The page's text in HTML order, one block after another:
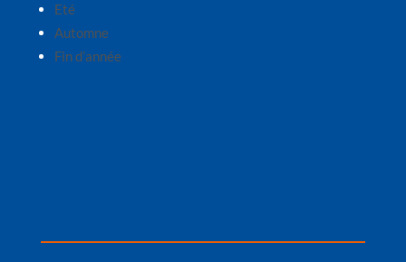
Eté
Automne
Fin d’année